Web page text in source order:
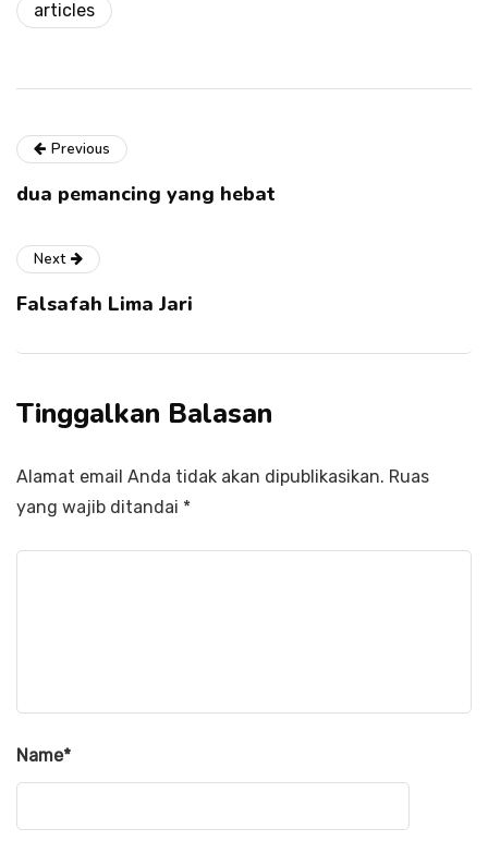
articles
Previous
dua pemancing yang hebat
Next
Falsafah Lima Jari
Tinggalkan Balasan
Alamat email Anda tidak akan dipublikasikan. Ruas
yang wajib ditandai *
Name*